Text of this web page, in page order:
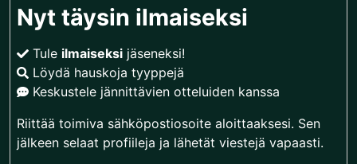
Nyt täysin ilmaiseksi
Tule ilmaiseksi jäseneksi!
Löydä hauskoja tyyppejä
Keskustele jännittävien otteluiden kanssa
Riittää toimiva sähköpostiosoite aloittaaksesi. Sen
jälkeen selaat profiileja ja lähetät viestejä vapaasti.